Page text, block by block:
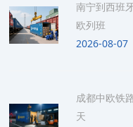
南宁到西班
欧列班
2026-08-07
成都中欧铁
天